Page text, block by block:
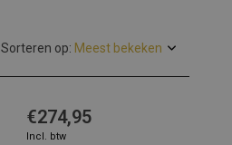
Sorteren op:
€274,95
Incl. btw